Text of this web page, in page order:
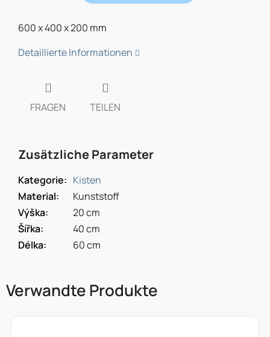
600 x 400 x 200 mm
Detaillierte Informationen
FRAGEN TEILEN
Zusätzliche Parameter
Kategorie: Kisten
Material:
Kunststoff
Výška:
20 cm
Šířka:
40 cm
Délka: 60 cm
Verwandte Produkte